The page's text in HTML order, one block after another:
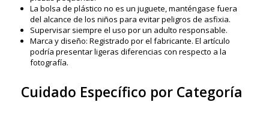
La bolsa de plástico no es un juguete, manténgase fuera
del alcance de los niños para evitar peligros de asfixia.
Supervisar siempre el uso por un adulto responsable.
Marca y diseño: Registrado por el fabricante. El artículo
podría presentar ligeras diferencias con respecto a la
fotografía.
Cuidado Específico por Categoría